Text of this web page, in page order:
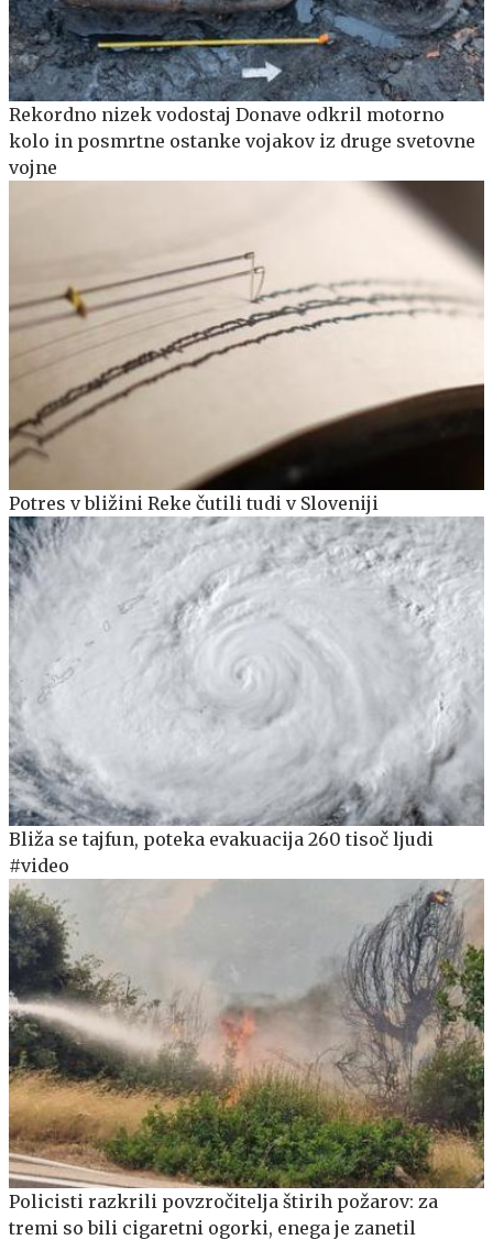
Rekordno nizek vodostaj Donave odkril motorno
kolo in posmrtne ostanke vojakov iz druge svetovne
vojne
Potres v bližini Reke čutili tudi v Sloveniji
Bliža se tajfun, poteka evakuacija 260 tisoč ljudi
#video
Policisti razkrili povzročitelja štirih požarov: za
tremi so bili cigaretni ogorki, enega je zanetil